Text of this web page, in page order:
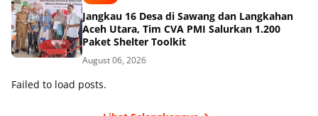
Jangkau 16 Desa di Sawang dan Langkahan
Aceh Utara, Tim CVA PMI Salurkan 1.200
Paket Shelter Toolkit
August 06, 2026
Failed to load posts.